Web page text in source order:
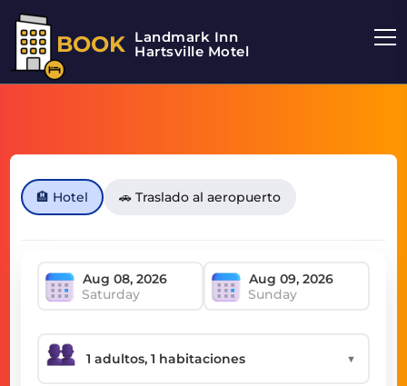
BOOK Landmark Inn
Hartsville Motel
🏨 Hotel 🚗 Traslado al aeropuerto
Saturday Sunday
▼